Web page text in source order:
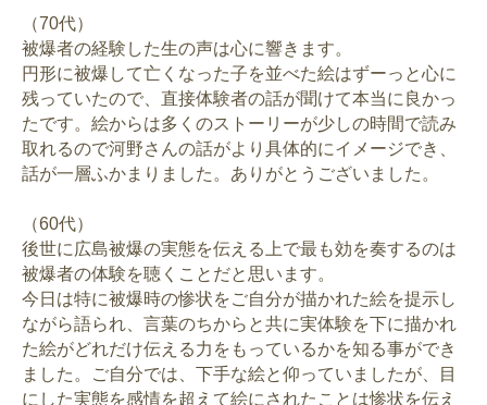
（70代）
被爆者の経験した生の声は心に響きます。
円形に被爆して亡くなった子を並べた絵はずーっと心に
残っていたので、直接体験者の話が聞けて本当に良かっ
たです。絵からは多くのストーリーが少しの時間で読み
取れるので河野さんの話がより具体的にイメージでき、
話が一層ふかまりました。ありがとうございました。
（60代）
後世に広島被爆の実態を伝える上で最も効を奏するのは
被爆者の体験を聴くことだと思います。
今日は特に被爆時の惨状をご自分が描かれた絵を提示し
ながら語られ、言葉のちからと共に実体験を下に描かれ
た絵がどれだけ伝える力をもっているかを知る事ができ
ました。ご自分では、下手な絵と仰っていましたが、目
にした実態を感情を超えて絵にされたことは惨状を伝え